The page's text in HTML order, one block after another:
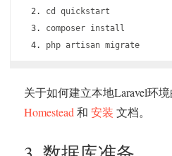
cd quickstart
composer install
php artisan migrate
关于如何建立本地Laravel环
Homestead 和 安装 文档。